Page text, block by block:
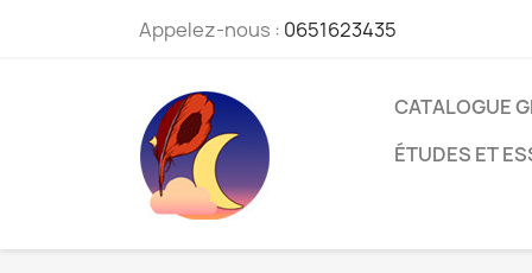
Appelez-nous : 0651623435
CATALOGUE
ÉTUDES ET